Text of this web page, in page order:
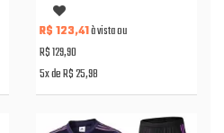
R$ 123,41à vista ou
R$ 129,90
5x de R$ 25,98